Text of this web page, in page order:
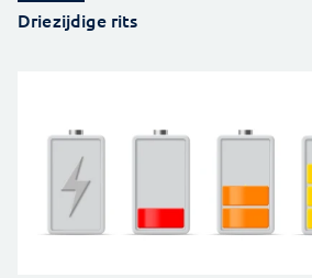
Driezijdige rits